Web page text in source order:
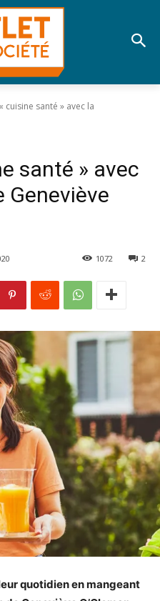
cuisine santé » avec la
santé » avec
2
1072
quotidien en mangeant